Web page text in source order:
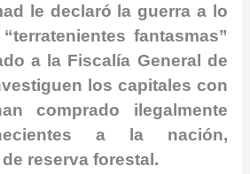
le declaró la guerra a lo
fantasmas”
a la Fiscalía General de
los capitales con
comprado ilegalmente
a la nación,
reserva forestal.